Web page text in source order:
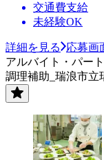
交通費支給
未経験OK
詳細を見る
応募画
アルバイト・パート
調理補助_瑞浪市立